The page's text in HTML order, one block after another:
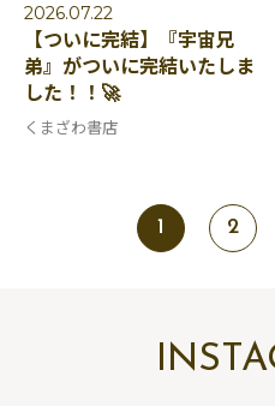
2026.07.22
【ついに完結】『宇宙兄
弟』がついに完結いたしま
した！！🚀
くまざわ書店
1 2